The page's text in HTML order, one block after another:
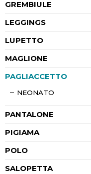
GREMBIULE
LEGGINGS
LUPETTO
MAGLIONE
PAGLIACCETTO
NEONATO
PANTALONE
PIGIAMA
POLO
SALOPETTA